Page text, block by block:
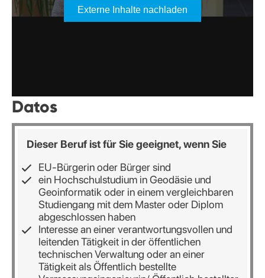
Datos
Dieser Beruf ist für Sie geeignet, wenn Sie
EU-Bürgerin oder Bürger sind
ein Hochschulstudium in Geodäsie und
Geoinformatik oder in einem vergleichbaren
Studiengang mit dem Master oder Diplom
abgeschlossen haben
Interesse an einer verantwortungsvollen und
leitenden Tätigkeit in der öffentlichen
technischen Verwaltung oder an einer
Tätigkeit als Öffentlich bestellte